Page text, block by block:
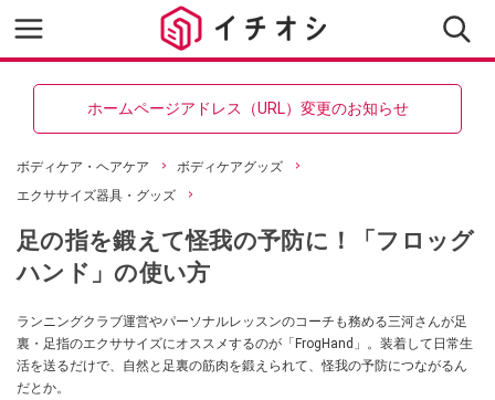
ホームページアドレス（URL）変更のお知らせ
ボディケア・ヘアケア
ボディケアグッズ
エクササイズ器具・グッズ
足の指を鍛えて怪我の予防に！「フロッグ
ハンド」の使い方
ランニングクラブ運営やパーソナルレッスンのコーチも務める三河さんが足
裏・足指のエクササイズにオススメするのが「FrogHand」。装着して日常生
活を送るだけで、自然と足裏の筋肉を鍛えられて、怪我の予防につながるん
だとか。